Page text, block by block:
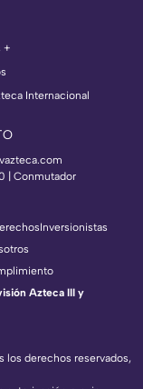
+
Internacional
| Conmutador
los derechos reservados,
Inversionistas
Azteca III y